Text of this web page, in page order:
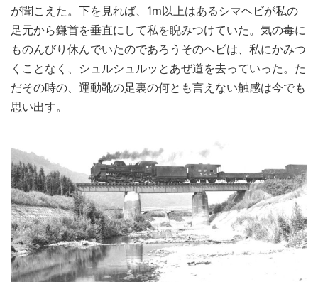
が聞こえた。下を見れば、1m以上はあるシマヘビが私の
足元から鎌首を垂直にして私を睨みつけていた。気の毒に
ものんびり休んでいたのであろうそのヘビは、私にかみつ
くことなく、シュルシュルッとあぜ道を去っていった。た
だその時の、運動靴の足裏の何とも言えない触感は今でも
思い出す。